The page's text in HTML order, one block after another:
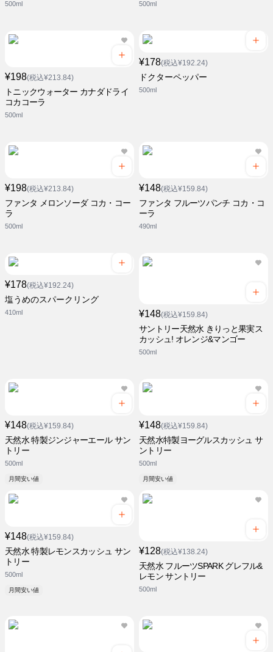
500ml 500ml
¥198(税込¥213.84)
トニックウォーター カナダドライ
コカコーラ
500ml
¥178(税込¥192.24)
ドクターペッパー
500ml
¥198(税込¥213.84)
ファンタ メロンソーダ コカ・コー
ラ
500ml
¥148(税込¥159.84)
ファンタ フルーツパンチ コカ・コ
ーラ
490ml
¥178(税込¥192.24)
塩うめのスパークリング
410ml ¥148(税込¥159.84)
サントリー天然水 きりっと果実ス
カッシュ! オレンジ&マンゴー
500ml
¥148(税込¥159.84)
天然水 特製ジンジャーエール サン
トリー
500ml
月間安い値
¥148(税込¥159.84)
天然水特製ヨーグルスカッシュ サ
ントリー
500ml
月間安い値
¥148(税込¥159.84)
天然水 特製レモンスカッシュ サン
トリー
500ml
月間安い値
¥128(税込¥138.24)
天然水 フルーツSPARK グレフル&
レモン サントリー
500ml